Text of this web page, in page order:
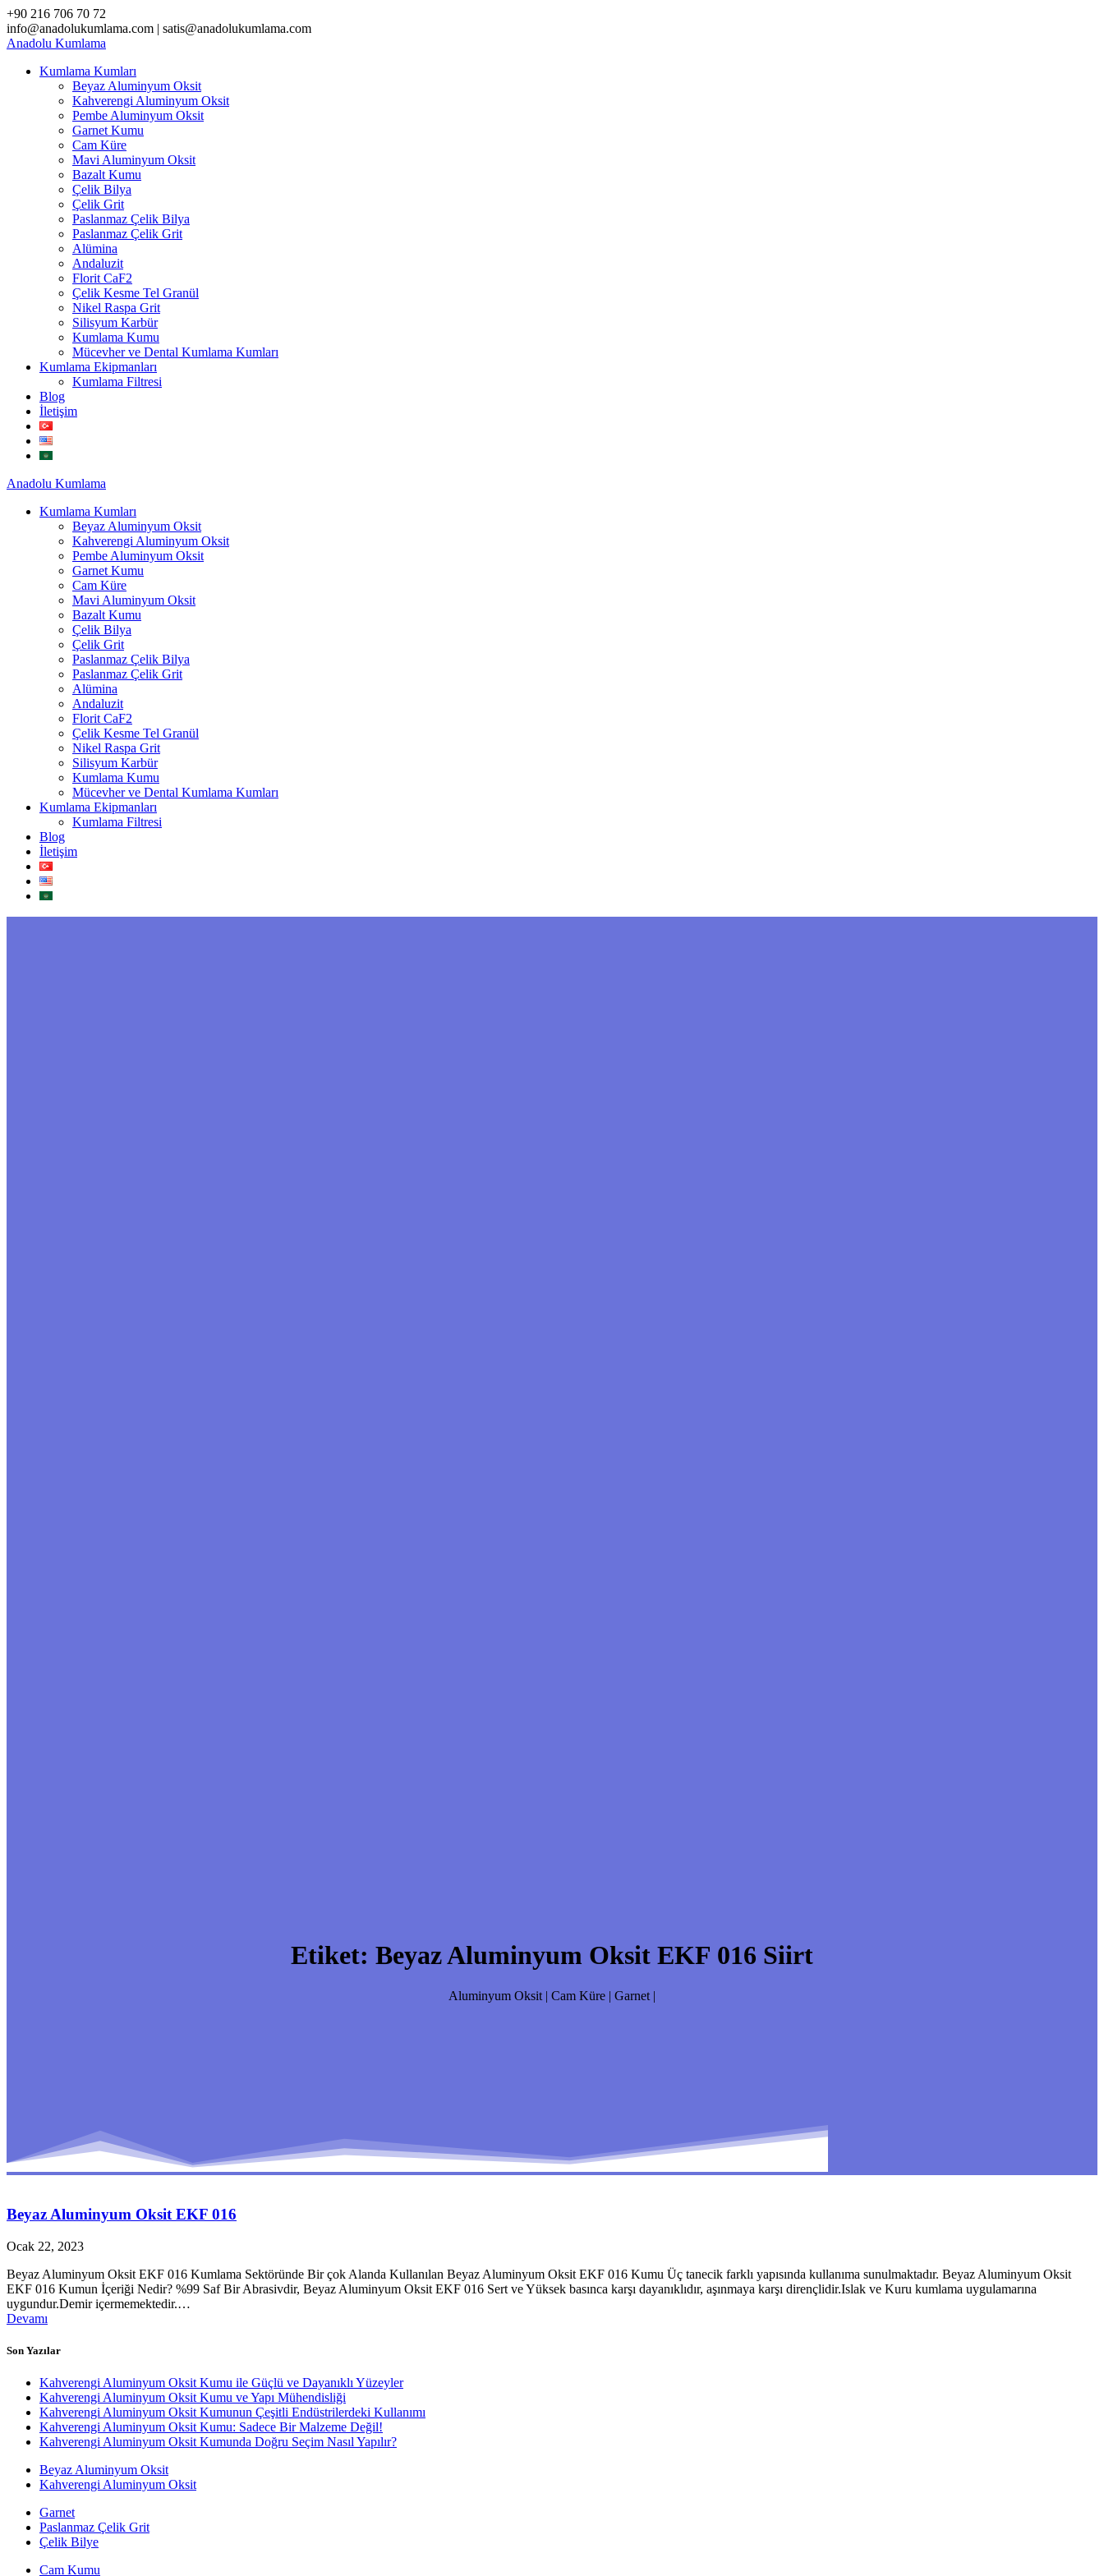
Skip
to
content
+90 216 706 70 72
info@anadolukumlama.com | satis@anadolukumlama.com
Anadolu Kumlama
Kumlama Kumları
Beyaz Aluminyum Oksit
Kahverengi Aluminyum Oksit
Pembe Aluminyum Oksit
Garnet Kumu
Cam Küre
Mavi Aluminyum Oksit
Bazalt Kumu
Çelik Bilya
Çelik Grit
Paslanmaz Çelik Bilya
Paslanmaz Çelik Grit
Alümina
Andaluzit
Florit CaF2
Çelik Kesme Tel Granül
Nikel Raspa Grit
Silisyum Karbür
Kumlama Kumu
Mücevher ve Dental Kumlama Kumları
Kumlama Ekipmanları
Kumlama Filtresi
Blog
İletişim
Anadolu Kumlama
Kumlama Kumları
Beyaz Aluminyum Oksit
Kahverengi Aluminyum Oksit
Pembe Aluminyum Oksit
Garnet Kumu
Cam Küre
Mavi Aluminyum Oksit
Bazalt Kumu
Çelik Bilya
Çelik Grit
Paslanmaz Çelik Bilya
Paslanmaz Çelik Grit
Alümina
Andaluzit
Florit CaF2
Çelik Kesme Tel Granül
Nikel Raspa Grit
Silisyum Karbür
Kumlama Kumu
Mücevher ve Dental Kumlama Kumları
Kumlama Ekipmanları
Kumlama Filtresi
Blog
İletişim
Etiket: Beyaz Aluminyum Oksit EKF 016 Siirt
Aluminyum Oksit | Cam Küre | Garnet |
Beyaz Aluminyum Oksit EKF 016
Ocak 22, 2023
Beyaz Aluminyum Oksit EKF 016 Kumlama Sektöründe Bir çok Alanda Kullanılan Beyaz Aluminyum Oksit EKF 016 Kumu Üç tanecik farklı yapısında kullanıma sunulmaktadır. Beyaz Aluminyum Oksit
EKF 016 Kumun İçeriği Nedir? %99 Saf Bir Abrasivdir, Beyaz Aluminyum Oksit EKF 016 Sert ve Yüksek basınca karşı dayanıklıdır, aşınmaya karşı dirençlidir.Islak ve Kuru kumlama uygulamarına
uygundur.Demir içermemektedir.…
Devamı
Son Yazılar
Kahverengi Aluminyum Oksit Kumu ile Güçlü ve Dayanıklı Yüzeyler
Kahverengi Aluminyum Oksit Kumu ve Yapı Mühendisliği
Kahverengi Aluminyum Oksit Kumunun Çeşitli Endüstrilerdeki Kullanımı
Kahverengi Aluminyum Oksit Kumu: Sadece Bir Malzeme Değil!
Kahverengi Aluminyum Oksit Kumunda Doğru Seçim Nasıl Yapılır?
Beyaz Aluminyum Oksit
Kahverengi Aluminyum Oksit
Garnet
Paslanmaz Çelik Grit
Çelik Bilye
Cam Kumu